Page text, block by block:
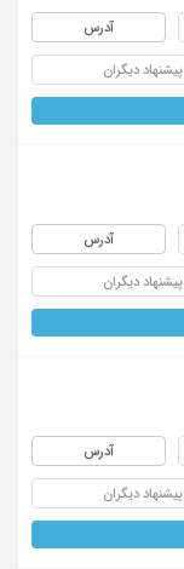
آدرس
پیشنهاد دیگران
آدرس
پیشنهاد دیگران
آدرس
پیشنهاد دیگران